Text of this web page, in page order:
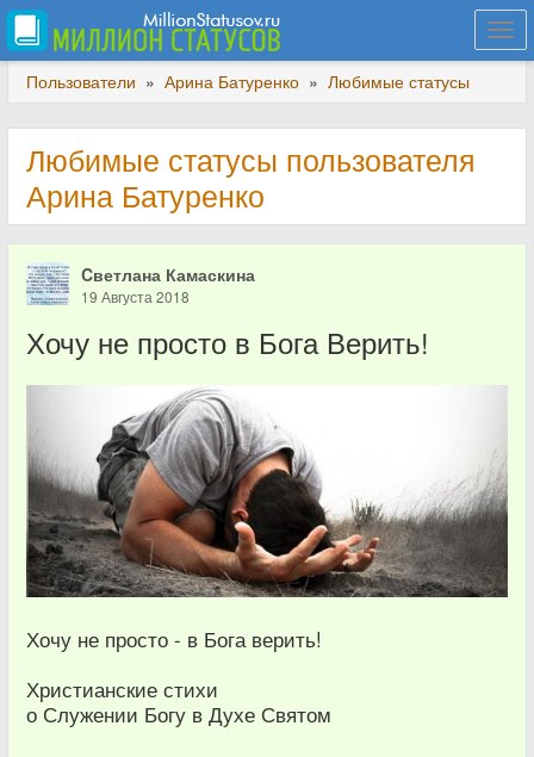
Пользователи » Арина Батуренко » Любимые статусы
Любимые статусы пользователя
Арина Батуренко
Cветлана Камаскина
19 Августа 2018
Хочу не просто в Бога Верить!
Хочу не просто - в Бога верить!
Христианские стихи
о Служении Богу в Духе Святом